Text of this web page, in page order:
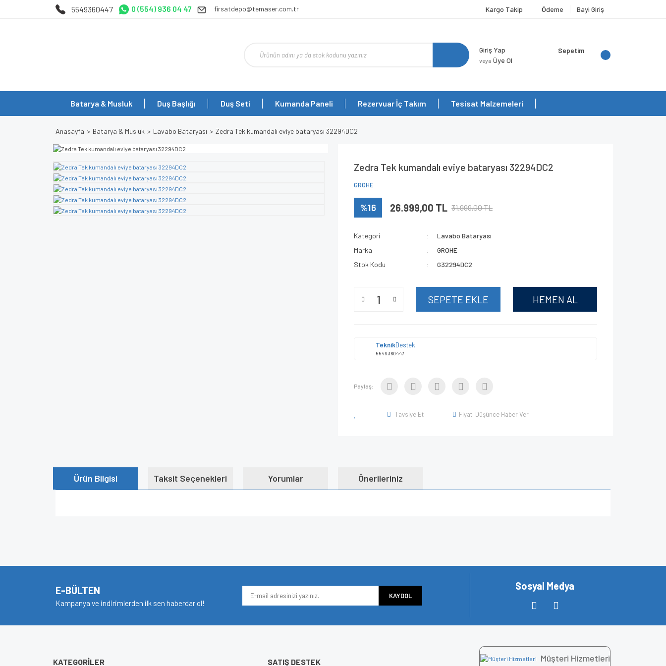
5549360447 0 (554) 936 04 47 firsatdepo@temaser.com.tr Kargo Takip Ödeme Bayi Giriş
Giriş Yap
veya Üye Ol
Sepetim
Batarya & Musluk Duş Başlığı Duş Seti Kumanda Paneli Rezervuar İç Takım Tesisat Malzemeleri
Anasayfa Batarya & Musluk Lavabo Bataryası Zedra Tek kumandalı eviye bataryası 32294DC2
Zedra Tek kumandalı eviye bataryası 32294DC2
GROHE
%16 26.999,00 TL 31.999,00 TL
Kategori
Lavabo Bataryası
Marka
GROHE
Stok Kodu
G32294DC2
SEPETE EKLE HEMEN AL
TeknikDestek
5549360447
Paylaş:
Tavsiye Et Fiyatı Düşünce Haber Ver
Ürün Bilgisi Taksit Seçenekleri Yorumlar Önerileriniz
Ürün resmi kalitesiz, bozuk veya görüntülenemiyor.
Ürün bilgilerinde hatalar bulunuyor.
E-BÜLTEN
Kampanya ve indirimlerden ilk sen haberdar ol!
KAYDOL
Sosyal Medya
KATEGORİLER SATIŞ DESTEK Müşteri Hizmetleri